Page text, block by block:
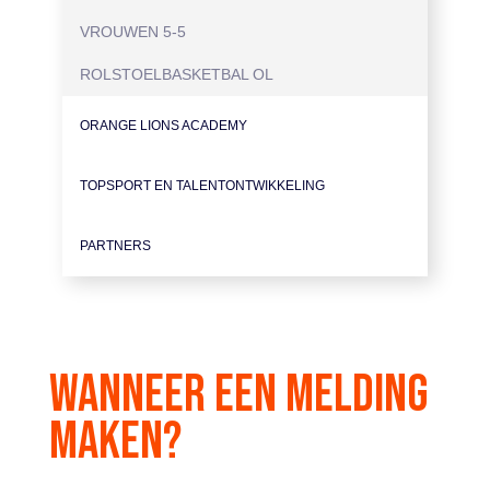
VROUWEN 5-5
ROLSTOELBASKETBAL OL
ORANGE LIONS ACADEMY
TOPSPORT EN TALENTONTWIKKELING
PARTNERS
WANNEER EEN MELDING
MAKEN?